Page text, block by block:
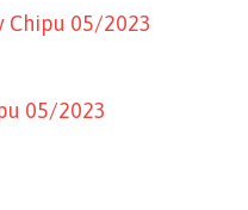
Chipu 05/2023
05/2023